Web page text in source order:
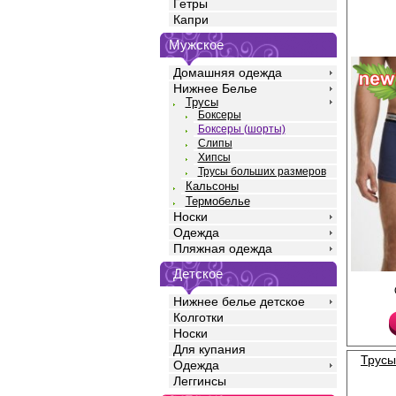
Гетры
Капри
Мужское
Домашняя одежда
Нижнее Белье
Трусы
Боксеры
Боксеры (шорты)
Слипы
Хипсы
Трусы больших размеров
Кальсоны
Термобелье
Носки
Одежда
Пляжная одежда
Детское
Нижнее белье детское
Колготки
Носки
Для купания
Одежда
Леггинсы
рубчик, из
добавлением
прочность и
идеальное
среднюю посадку,
открытую резинку
логотипом,
Модель полностью